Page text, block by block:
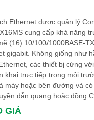
Ethernet được quản lý
cung cấp khả năng
(16) 10/100/1000BASE-
gigabit. Không giống như
các thiết bị cứng
khai trực tiếp trong môi
máy hoặc bên đường và
dẫn quang hoặc đồng
GIÁ